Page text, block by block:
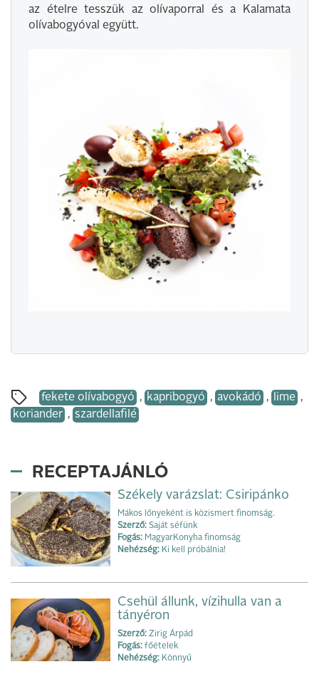
az ételre tesszük az olívaporral és a Kalamata
olívabogyóval együtt.
fekete olívabogyó , kapribogyó , avokádó , lime ,
koriander , szardellafilé
RECEPTAJÁNLÓ
Székely varázslat: Csiripánko
Mákos lőnyeként is közismert finomság.
Szerző: Saját séfünk
Fogás: MagyarKonyha finomság
Nehézség: Ki kell próbálnia!
Csehül állunk, vízihulla van a
tányéron
Szerző: Zirig Árpád
Fogás: főételek
Nehézség: Könnyű